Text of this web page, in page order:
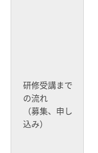
研修受講まで
の流れ
（募集、申し
込み）